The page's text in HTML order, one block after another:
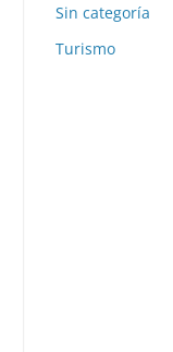
Sin categoría
Turismo